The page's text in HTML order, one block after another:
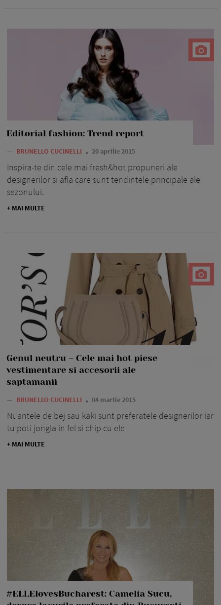
Editorial fashion: Trend report
— BRUNELLO CUCINELLI 20 aprilie 2015
Inspira-te din cele mai fresh&hot propuneri ale
designerilor si afla care sunt tendintele principale ale
sezonului.
+ MAI MULTE
Genul neutru – Cele mai hot piese
vestimentare si accesorii ale
saptamanii
— BRUNELLO CUCINELLI 04 martie 2015
Nuantele de bej sau kaki sunt preferatele designerilor iar
tu poti jongla in fel si chip cu ele
+ MAI MULTE
#ELLElovesBucharest: Camelia Sucu,